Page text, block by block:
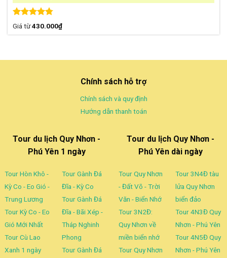
Được xếp
Giá từ430.000₫
Chính sách hỗ trợ
Chính sách và quy định
Hướng dẫn thanh toán
Tour du lịch Quy Nhơn -
Phú Yên 1 ngày
Tour Hòn Khô -
Kỳ Co - Eo Gió -
Trung Lương
Tour Kỳ Co - Eo
Gió Mới Nhất
Tour Cù Lao
Xanh 1 ngày
Tour Gành Đá
Đĩa - Kỳ Co
Tour Gành Đá
Đĩa - Bãi Xép -
Tháp Nghinh
Phong
Tour Gành Đá
Tour du lịch Quy Nhơn -
Phú Yên dài ngày
Tour Quy Nhơn
- Đất Võ - Trời
Văn - Biển Nhớ
Tour 3N2Đ:
Quy Nhơn về
miền biển nhớ
Tour Quy Nhơn
Tour 3N4Đ tàu
lửa Quy Nhơn
biển đảo
Tour 4N3Đ Quy
Nhơn - Phú Yên
Tour 4N5Đ Quy
Nhơn - Phú Yên